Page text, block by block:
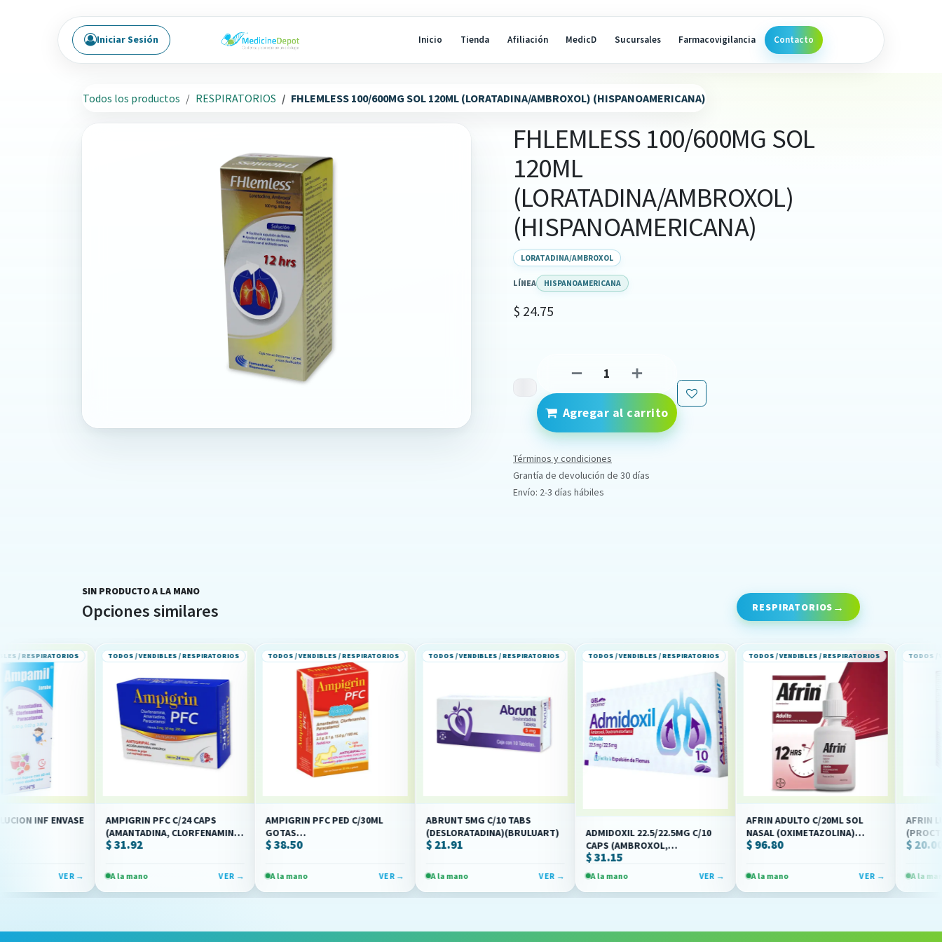
Inicio Tienda Afiliación MedicD Sucursales Farmacovigilancia Contacto
Iniciar Sesión
Todos los productos RESPIRATORIOS FHLEMLESS 100/600MG SOL 120ML (LORATADINA/AMBROXOL) (HISPANOAMERICANA)
FHLEMLESS 100/600MG SOL
120ML
(LORATADINA/AMBROXOL)
(HISPANOAMERICANA)
LORATADINA/AMBROXOL
LÍNEA HISPANOAMERICANA
$ 24.75
Agregar al carrito
Términos y condiciones
Grantía de devolución de 30 días
Envío: 2-3 días hábiles
SIN PRODUCTO A LA MANO
Opciones similares RESPIRATORIOS
ENVASE
TODOS / VENDIBLES / RESPIRATORIOS
AMPIGRIN PFC C/24 CAPS
(AMANTADINA, CLORFENAMINA,
PARACETAMOL)(COLLINS)
A la mano
TODOS / VENDIBLES / RESPIRATORIOS
AMPIGRIN PFC PED C/30ML
GOTAS
(AMANTADINA/CLORFENAMINA/PARACETAMOL)
A la mano
TODOS / VENDIBLES / RESPIRATORIOS
ABRUNT 5MG C/10 TABS
(DESLORATADINA)(BRULUART)
A la mano
TODOS / VENDIBLES / RESPIRATORIOS
ADMIDOXIL 22.5/22.5MG C/10
CAPS (AMBROXOL,
DEXTROMETORFANO)
(GELPHARMA)
A la mano
TODOS / VENDIBLES / RESPIRATORIOS
AFRIN ADULTO C/20ML SOL
NASAL (OXIMETAZOLINA)
(PROCTER)
A la mano
TODOS / VENDIBLES /
AFRIN LUB AD
(PROCTER)
A la mano